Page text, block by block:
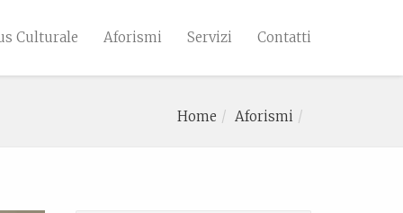
Culturale Aforismi Servizi Contatti
Home Aforismi